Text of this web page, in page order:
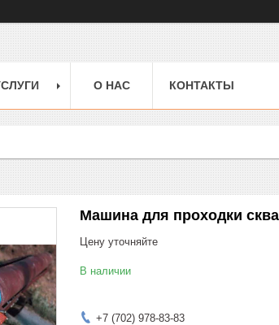
О НАС КОНТАКТЫ
Машина для проходки
Цену уточняйте
В наличии
+7 (702) 978-83-83